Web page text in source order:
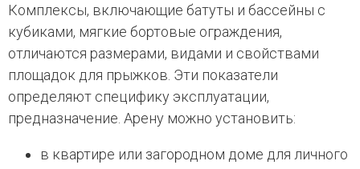
Комплексы, включающие батуты и бассейны с
кубиками, мягкие бортовые ограждения,
отличаются размерами, видами и свойствами
площадок для прыжков. Эти показатели
определяют специфику эксплуатации,
предназначение. Арену можно установить:
в квартире или загородном доме для личного